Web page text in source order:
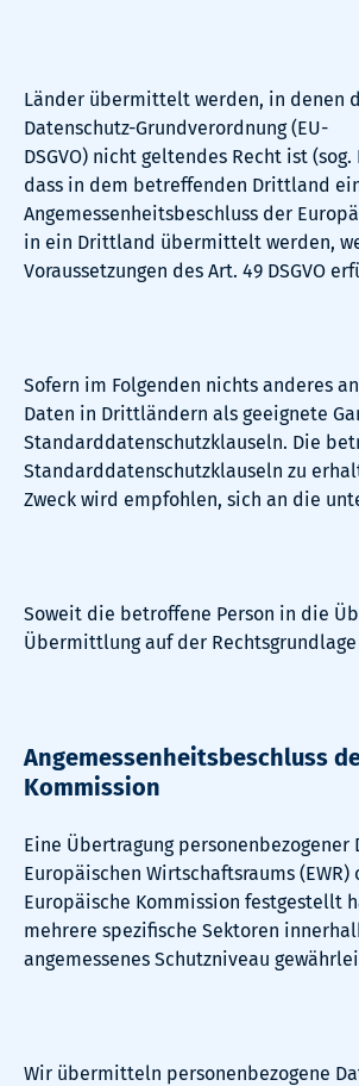
Länder übermittelt werden, in denen
Datenschutz-Grundverordnung (EU-
DSGVO) nicht geltendes Recht ist
dass in dem betreffenden Drittland
Angemessenheitsbeschluss der
in ein Drittland übermittelt werden,
Voraussetzungen des Art. 49 DSGVO
Sofern im Folgenden nichts anderes
Daten in Drittländern als geeignete
Standarddatenschutzklauseln. Die
Standarddatenschutzklauseln zu
Zweck wird empfohlen, sich an die
Soweit die betroffene Person in die
Übermittlung auf der Rechtsgrundlage
Angemessenheitsbeschluss
Kommission
Eine Übertragung
Europäischen Wirtschaftsraums
Europäische Kommission festgestellt
mehrere spezifische Sektoren
angemessenes Schutzniveau
Wir übermitteln personenbezogene